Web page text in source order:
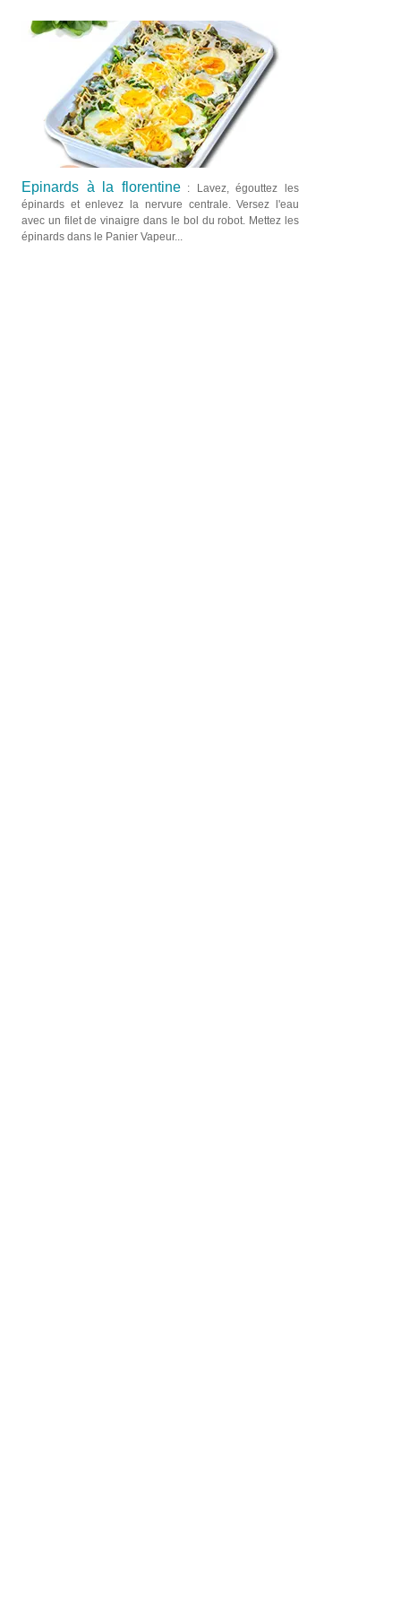
Epinards à la florentine: Lavez, égouttez les
épinards et enlevez la nervure centrale. Versez l'eau
avec un filet de vinaigre dans le bol du robot. Mettez les
épinards dans le Panier Vapeur...